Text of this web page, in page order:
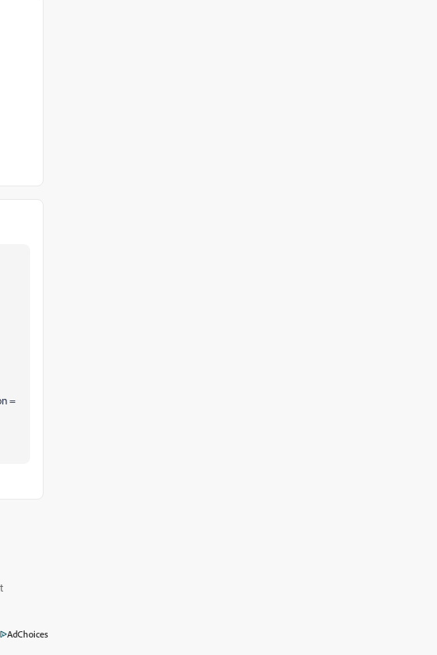
=
AdChoices